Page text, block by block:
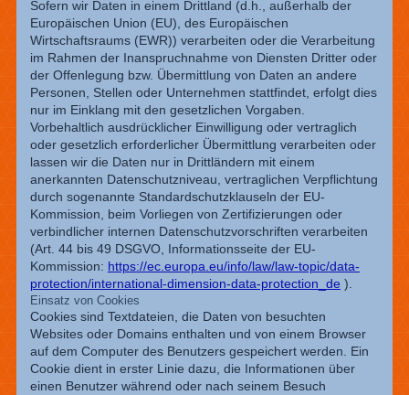
Sofern wir Daten in einem Drittland (d.h., außerhalb der
Europäischen Union (EU), des Europäischen
Wirtschaftsraums (EWR)) verarbeiten oder die Verarbeitung
im Rahmen der Inanspruchnahme von Diensten Dritter oder
der Offenlegung bzw. Übermittlung von Daten an andere
Personen, Stellen oder Unternehmen stattfindet, erfolgt dies
nur im Einklang mit den gesetzlichen Vorgaben.
Vorbehaltlich ausdrücklicher Einwilligung oder vertraglich
oder gesetzlich erforderlicher Übermittlung verarbeiten oder
lassen wir die Daten nur in Drittländern mit einem
anerkannten Datenschutzniveau, vertraglichen Verpflichtung
durch sogenannte Standardschutzklauseln der EU-
Kommission, beim Vorliegen von Zertifizierungen oder
verbindlicher internen Datenschutzvorschriften verarbeiten
(Art. 44 bis 49 DSGVO, Informationsseite der EU-
Kommission: https://ec.europa.eu/info/law/law-topic/data-
protection/international-dimension-data-protection_de ).
Einsatz von Cookies
Cookies sind Textdateien, die Daten von besuchten
Websites oder Domains enthalten und von einem Browser
auf dem Computer des Benutzers gespeichert werden. Ein
Cookie dient in erster Linie dazu, die Informationen über
einen Benutzer während oder nach seinem Besuch